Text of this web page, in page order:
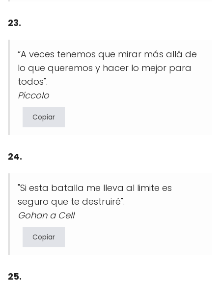
23.
“A veces tenemos que mirar más allá de
lo que queremos y hacer lo mejor para
todos".
Piccolo
Copiar
24.
"Si esta batalla me lleva al limite es
seguro que te destruiré".
Gohan a Cell
Copiar
25.